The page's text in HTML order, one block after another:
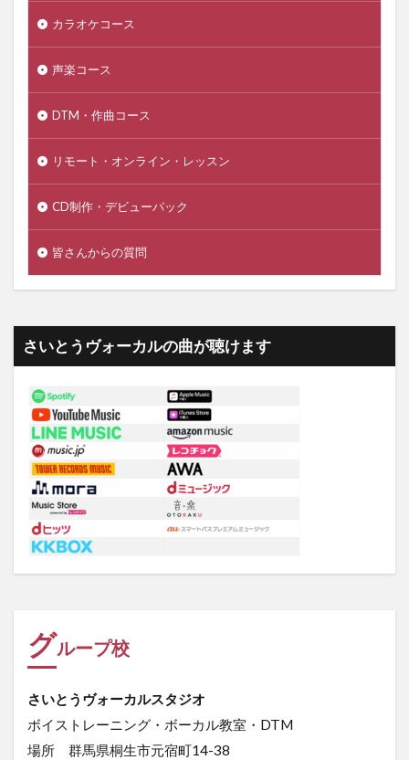
カラオケコース
声楽コース
DTM・作曲コース
リモート・オンライン・レッスン
CD制作・デビューパック
皆さんからの質問
さいとうヴォーカルの曲が聴けます
グループ校
さいとうヴォーカルスタジオ
ボイストレーニング・ボーカル教室・DTM
場所 群馬県桐生市元宿町14-38